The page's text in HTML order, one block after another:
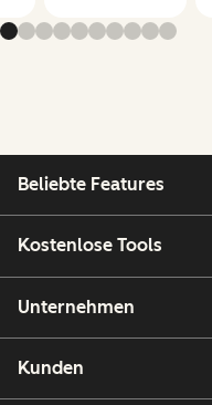
Beliebte Features
Kostenlose Tools
Unternehmen
Kunden